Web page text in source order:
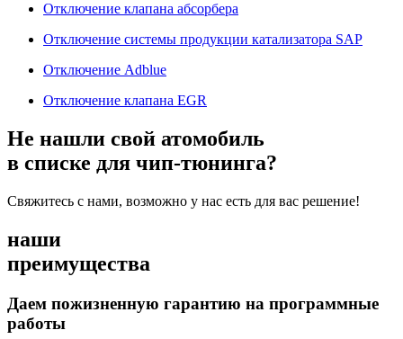
Отключение клапана абсорбера
Отключение системы продукции катализатора SAP
Отключение Adblue
Отключение клапана EGR
Не нашли свой атомобиль
в списке для чип-тюнинга?
Свяжитесь с нами, возможно у нас есть для вас решение!
наши
преимущества
Даем пожизненную гарантию на программные
работы